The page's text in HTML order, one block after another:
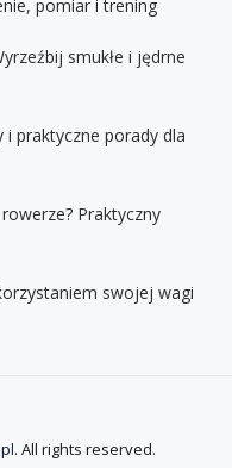
pomiar i trening
smukłe i jędrne
praktyczne porady dla
Praktyczny
swojej wagi
. All rights reserved.